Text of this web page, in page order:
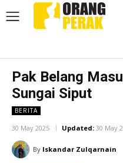
Pak Belang
Sungai Siput
BERITA
30 May 2025 Updated: 30 May
By Iskandar Zulqarnain